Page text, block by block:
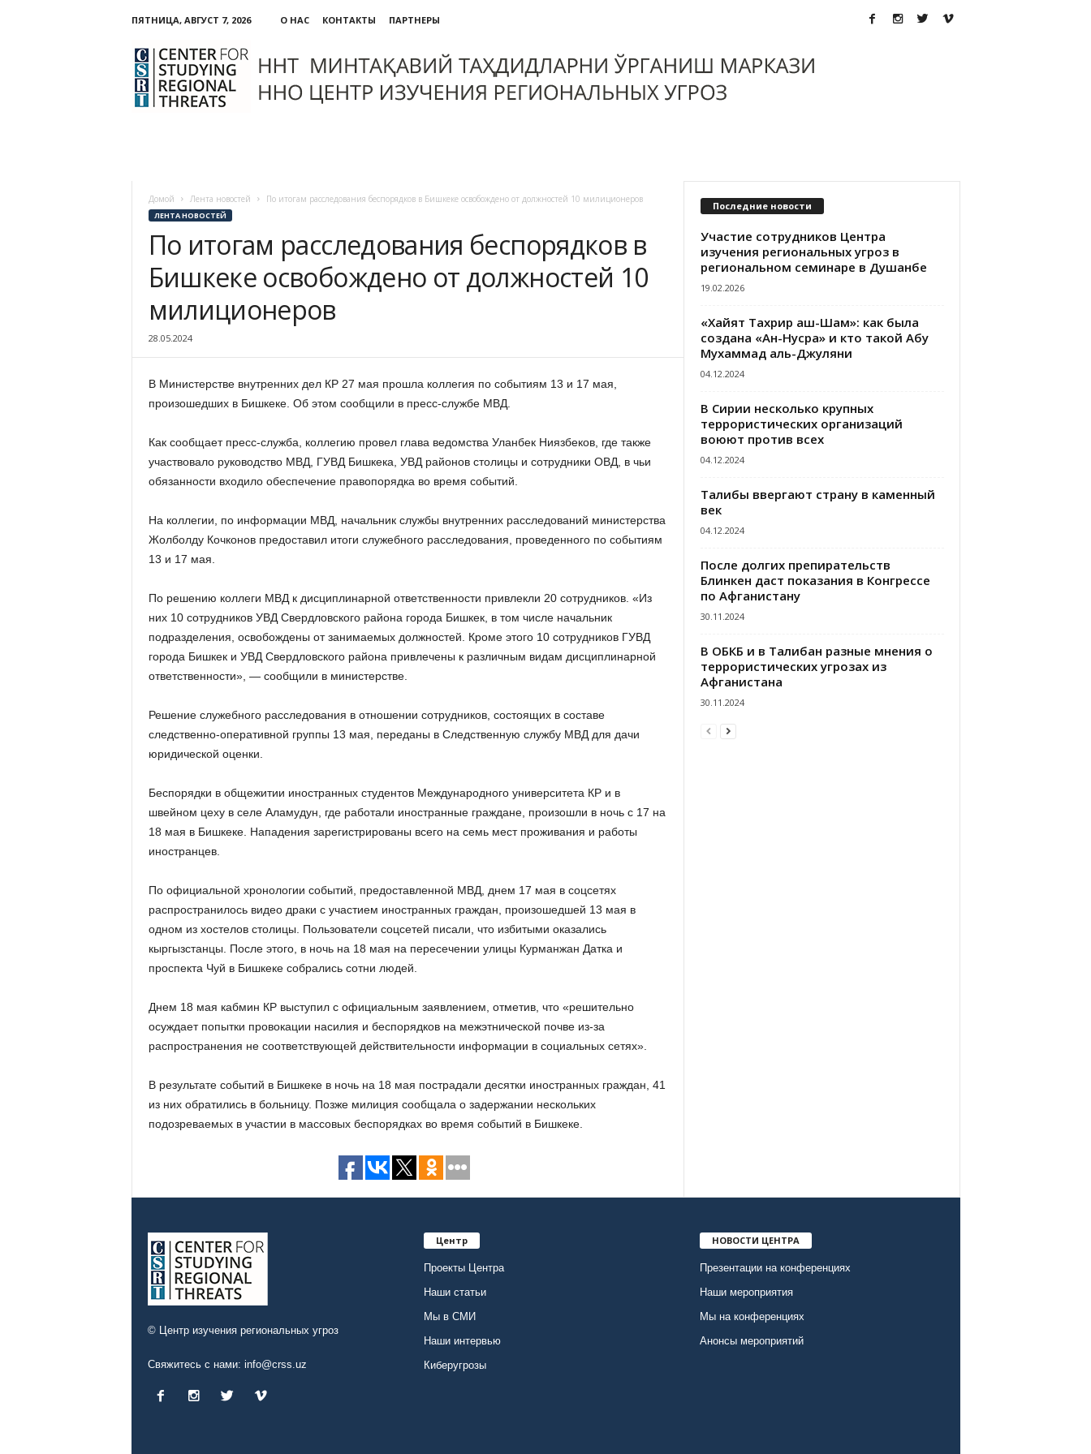
ПЯТНИЦА, АВГУСТ 7, 2026 О НАС КОНТАКТЫ
ПАРТНЕРЫ
Центр
изучения
региональных
угроз
Домой Лента новостей По итогам расследования беспорядков в Бишкеке освобождено от должностей 10 милиционеров
ЛЕНТА НОВОСТЕЙ
По итогам расследования беспорядков в
Бишкеке освобождено от должностей 10
милиционеров
28.05.2024
В Министерстве внутренних дел КР 27 мая прошла коллегия по событиям 13 и 17 мая,
произошедших в Бишкеке. Об этом сообщили в пресс-службе МВД.
Как сообщает пресс-служба, коллегию провел глава ведомства Уланбек Ниязбеков, где также
участвовало руководство МВД, ГУВД Бишкека, УВД районов столицы и сотрудники ОВД, в чьи
обязанности входило обеспечение правопорядка во время событий.
На коллегии, по информации МВД, начальник службы внутренних расследований министерства
Жолболду Кочконов предоставил итоги служебного расследования, проведенного по событиям
13 и 17 мая.
По решению коллеги МВД к дисциплинарной ответственности привлекли 20 сотрудников. «Из
них 10 сотрудников УВД Свердловского района города Бишкек, в том числе начальник
подразделения, освобождены от занимаемых должностей. Кроме этого 10 сотрудников ГУВД
города Бишкек и УВД Свердловского района привлечены к различным видам дисциплинарной
ответственности», — сообщили в министерстве.
Решение служебного расследования в отношении сотрудников, состоящих в составе
следственно-оперативной группы 13 мая, переданы в Следственную службу МВД для дачи
юридической оценки.
Беспорядки в общежитии иностранных студентов Международного университета КР и в
швейном цеху в селе Аламудун, где работали иностранные граждане, произошли в ночь с 17 на
18 мая в Бишкеке. Нападения зарегистрированы всего на семь мест проживания и работы
иностранцев.
По официальной хронологии событий, предоставленной МВД, днем 17 мая в соцсетях
распространилось видео драки с участием иностранных граждан, произошедшей 13 мая в
одном из хостелов столицы. Пользователи соцсетей писали, что избитыми оказались
кыргызстанцы. После этого, в ночь на 18 мая на пересечении улицы Курманжан Датка и
проспекта Чуй в Бишкеке собрались сотни людей.
Днем 18 мая кабмин КР выступил с официальным заявлением, отметив, что «решительно
осуждает попытки провокации насилия и беспорядков на межэтнической почве из-за
распространения не соответствующей действительности информации в социальных сетях».
В результате событий в Бишкеке в ночь на 18 мая пострадали десятки иностранных граждан, 41
из них обратились в больницу. Позже милиция сообщала о задержании нескольких
подозреваемых в участии в массовых беспорядках во время событий в Бишкеке.
Последние новости
Участие сотрудников Центра
изучения региональных угроз в
региональном семинаре в Душанбе
19.02.2026
«Хайят Тахрир аш-Шам»: как была
создана «Ан-Нусра» и кто такой Абу
Мухаммад аль-Джуляни
04.12.2024
В Сирии несколько крупных
террористических организаций
воюют против всех
04.12.2024
Талибы ввергают страну в каменный
век
04.12.2024
После долгих препирательств
Блинкен даст показания в Конгрессе
по Афганистану
30.11.2024
В ОБКБ и в Талибан разные мнения о
террористических угрозах из
Афганистана
30.11.2024
© Центр изучения региональных угроз
Свяжитесь с нами: info@crss.uz
Центр
Проекты Центра
Наши статьи
Мы в СМИ
Наши интервью
Киберугрозы
НОВОСТИ ЦЕНТРА
Презентации на конференциях
Наши мероприятия
Мы на конференциях
Анонсы мероприятий